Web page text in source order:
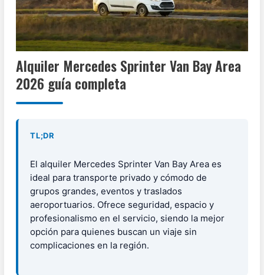
Alquiler Mercedes Sprinter Van Bay Area
2026 guía completa
TL;DR
El alquiler Mercedes Sprinter Van Bay Area es
ideal para transporte privado y cómodo de
grupos grandes, eventos y traslados
aeroportuarios. Ofrece seguridad, espacio y
profesionalismo en el servicio, siendo la mejor
opción para quienes buscan un viaje sin
complicaciones en la región.